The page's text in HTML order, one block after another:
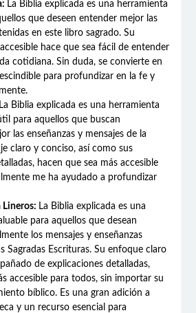
La Biblia explicada es una herramienta
que deseen entender mejor las
en este libro sagrado. Su
hace que sea fácil de entender
cotidiana. Sin duda, se convierte en
para profundizar en la fe y
La Biblia explicada es una herramienta
para aquellos que buscan
las enseñanzas y mensajes de la
claro y conciso, así como sus
hacen que sea más accesible
me ha ayudado a profundizar
Lineros: La Biblia explicada es una
para aquellos que desean
los mensajes y enseñanzas
Sagradas Escrituras. Su enfoque claro
de explicaciones detalladas,
accesible para todos, sin importar su
bíblico. Es una gran adición a
y un recurso esencial para